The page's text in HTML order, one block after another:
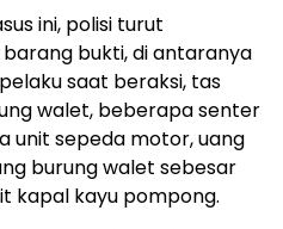
ini, polisi turut
bukti, di antaranya
saat beraksi, tas
walet, beberapa senter
unit sepeda motor, uang
burung walet sebesar
kapal kayu pompong.